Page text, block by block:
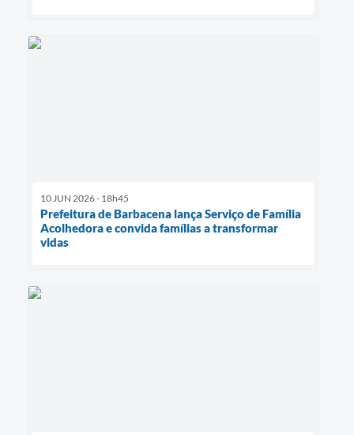
10 JUN 2026 - 18h45
Prefeitura de Barbacena lança Serviço de Família
Acolhedora e convida famílias a transformar
vidas